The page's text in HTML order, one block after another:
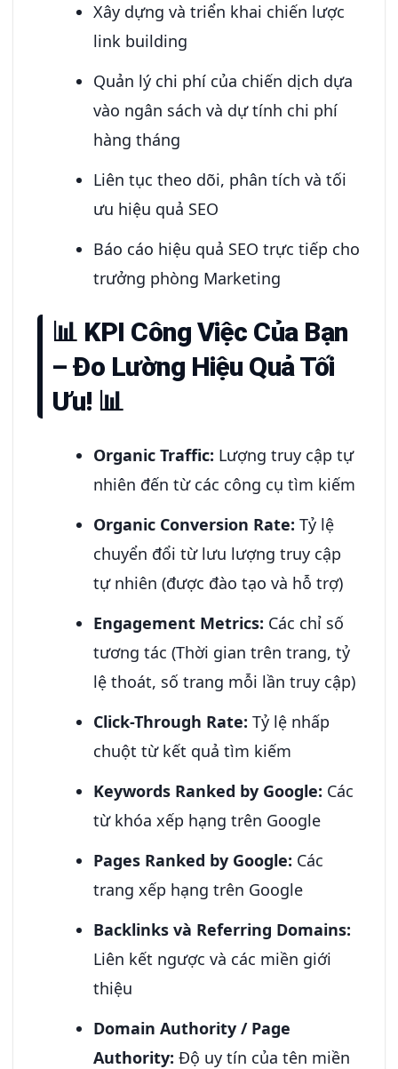
Xây dựng và triển khai chiến lược
link building
Quản lý chi phí của chiến dịch dựa
vào ngân sách và dự tính chi phí
hàng tháng
Liên tục theo dõi, phân tích và tối
ưu hiệu quả SEO
Báo cáo hiệu quả SEO trực tiếp cho
trưởng phòng Marketing
📊 KPI Công Việc Của Bạn
– Đo Lường Hiệu Quả Tối
Ưu! 📊
Organic Traffic: Lượng truy cập tự
nhiên đến từ các công cụ tìm kiếm
Organic Conversion Rate: Tỷ lệ
chuyển đổi từ lưu lượng truy cập
tự nhiên (được đào tạo và hỗ trợ)
Engagement Metrics: Các chỉ số
tương tác (Thời gian trên trang, tỷ
lệ thoát, số trang mỗi lần truy cập)
Click-Through Rate: Tỷ lệ nhấp
chuột từ kết quả tìm kiếm
Keywords Ranked by Google: Các
từ khóa xếp hạng trên Google
Pages Ranked by Google: Các
trang xếp hạng trên Google
Backlinks và Referring Domains:
Liên kết ngược và các miền giới
thiệu
Domain Authority / Page
Authority: Độ uy tín của tên miền